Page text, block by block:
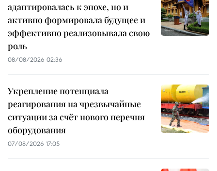
адаптировалась к эпохе, но и
активно формировала будущее и
эффективно реализовывала свою
роль
08/08/2026 02:36
Укрепление потенциала
реагирования на чрезвычайные
ситуации за счёт нового перечня
оборудования
07/08/2026 17:05